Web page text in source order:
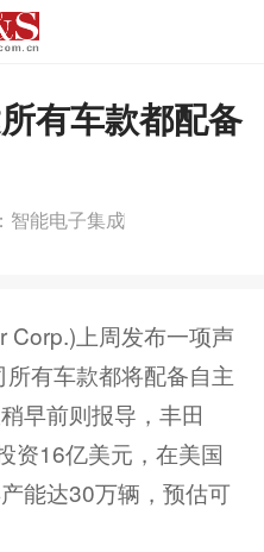
有车款都配备
智能电子集成
上周发布一项声
有车款都将配备自主
早前则报导，丰田
资16亿美元，在美国
能达30万辆，预估可